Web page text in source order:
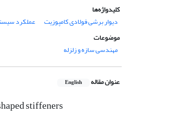
کلیدواژه‌ها
دیوار برشی فولادی کامپوزیت
عملکرد
موضوعات
مهندسی سازه و زلزله
عنوان مقاله English
stiffeners